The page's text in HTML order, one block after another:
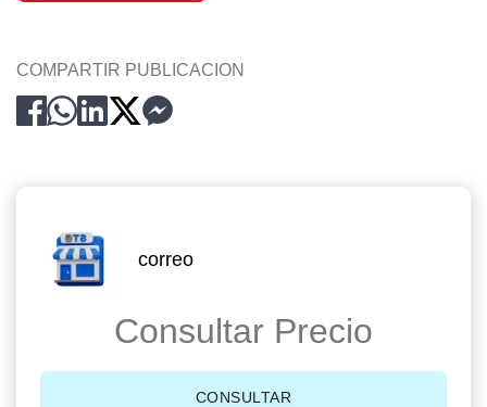
COMPARTIR PUBLICACION
correo
Consultar Precio
CONSULTAR